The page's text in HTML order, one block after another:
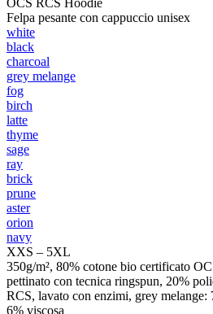
OCS RCS Hoodie
Felpa pesante con cappuccio unisex
white
black
charcoal
grey melange
fog
birch
latte
thyme
sage
ray
brick
prune
aster
orion
navy
XXS – 5XL
350g/m², 80% cotone bio certificato
pettinato con tecnica ringspun, 20%
RCS, lavato con enzimi, grey melange:
6% viscosa